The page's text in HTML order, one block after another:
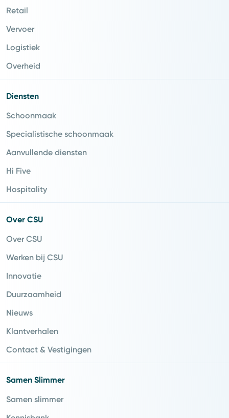
Retail
Vervoer
Logistiek
Overheid
Diensten
Schoonmaak
Specialistische schoonmaak
Aanvullende diensten
Hi Five
Hospitality
Over CSU
Over CSU
Werken bij CSU
Innovatie
Duurzaamheid
Nieuws
Klantverhalen
Contact & Vestigingen
Samen Slimmer
Samen slimmer